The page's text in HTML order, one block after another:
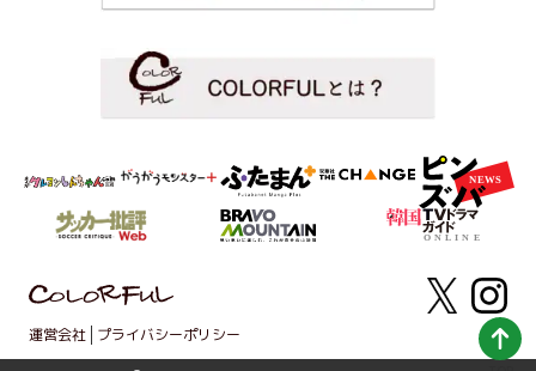
運営会社 プライバシーポリシー